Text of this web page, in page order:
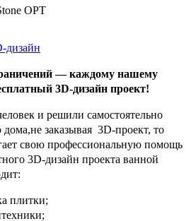
OPT
дизайн
— каждому нашему
3D-дизайн проект!
и решили самостоятельно
дома,не заказывая 3D-проект, то
свою профессиональную помощь
3D-дизайн проекта ванной
плитки;